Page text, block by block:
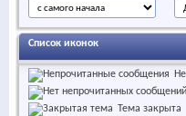
Список иконок
Тема закрыта